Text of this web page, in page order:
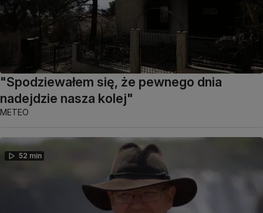
"Spodziewałem się, że pewnego dnia
nadejdzie nasza kolej"
METEO
52 min